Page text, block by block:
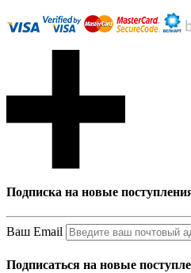
Подписка на новые
Ваш Email
Подписаться на новые